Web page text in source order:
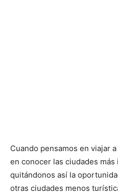
Cuando pensamos en viajar
en conocer las ciudades
quitándonos así la
otras ciudades menos